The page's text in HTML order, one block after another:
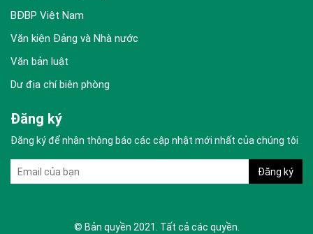
BĐBP Việt Nam
Văn kiện Đảng và Nhà nước
Văn bản luật
Dư địa chí biên phòng
Đăng ký
Đăng ký để nhận thông báo các cập nhật mới nhất của chúng tôi
© Bản quyền 2021. Tất cả các quyền.